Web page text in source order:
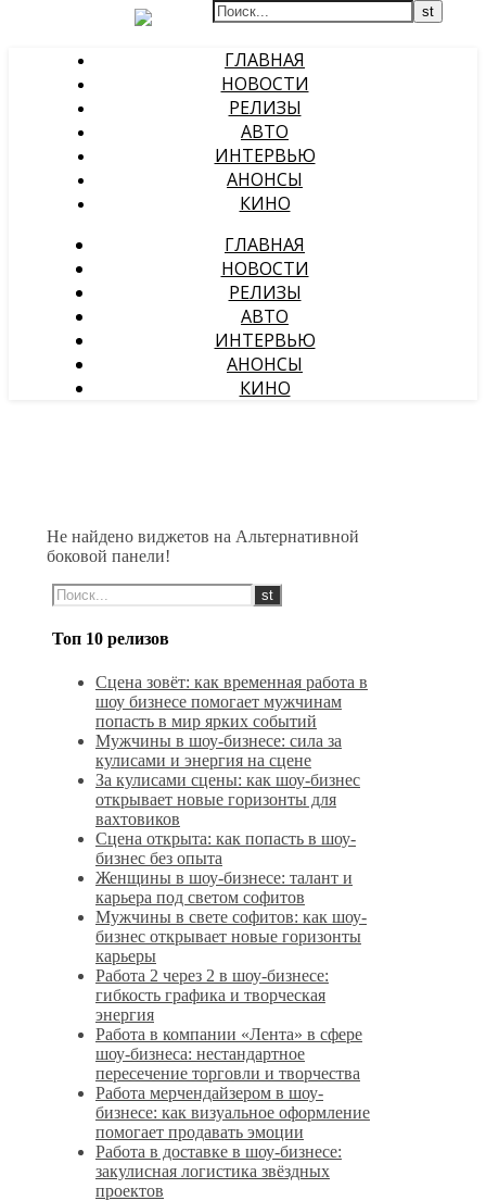
ГЛАВНАЯ
НОВОСТИ
РЕЛИЗЫ
АВТО
ИНТЕРВЬЮ
АНОНСЫ
КИНО
ГЛАВНАЯ
НОВОСТИ
РЕЛИЗЫ
АВТО
ИНТЕРВЬЮ
АНОНСЫ
КИНО
Не найдено виджетов на Альтернативной
боковой панели!
Топ 10 релизов
Сцена зовёт: как временная работа в
шоу бизнесе помогает мужчинам
попасть в мир ярких событий
Мужчины в шоу-бизнесе: сила за
кулисами и энергия на сцене
За кулисами сцены: как шоу-бизнес
открывает новые горизонты для
вахтовиков
Сцена открыта: как попасть в шоу-
бизнес без опыта
Женщины в шоу-бизнесе: талант и
карьера под светом софитов
Мужчины в свете софитов: как шоу-
бизнес открывает новые горизонты
карьеры
Работа 2 через 2 в шоу-бизнесе:
гибкость графика и творческая
энергия
Работа в компании «Лента» в сфере
шоу-бизнеса: нестандартное
пересечение торговли и творчества
Работа мерчендайзером в шоу-
бизнесе: как визуальное оформление
помогает продавать эмоции
Работа в доставке в шоу-бизнесе:
закулисная логистика звёздных
проектов